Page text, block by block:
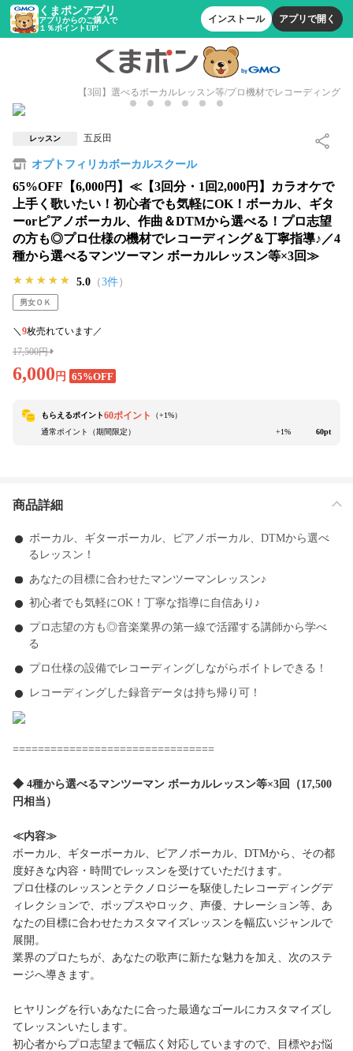
くまポンアプリ
アプリからのご購入で
１％ポイントUP!
インストール アプリで開く
【3回】選べるボーカルレッスン等/プロ機材でレコーディング
レッスン 五反田
オプトフィリカボーカルスクール
65%OFF【6,000円】≪【3回分・1回2,000円】カラオケで
上手く歌いたい！初心者でも気軽にOK！ボーカル、ギタ
ーorピアノボーカル、作曲＆DTMから選べる！プロ志望
の方も◎プロ仕様の機材でレコーディング＆丁寧指導♪／4
種から選べるマンツーマン ボーカルレッスン等×3回≫
★★★★★
★★★★★
★★★★★ 5.0 （3件）
男女ＯＫ
＼ 9枚売れています／
17,500円
6,000 円 65%OFF
もらえるポイント60ポイント （+1%）
通常ポイント（期間限定）
+1% 60pt
商品詳細
ボーカル、ギターボーカル、ピアノボーカル、DTMから選べ
るレッスン！
あなたの目標に合わせたマンツーマンレッスン♪
初心者でも気軽にOK！丁寧な指導に自信あり♪
プロ志望の方も◎音楽業界の第一線で活躍する講師から学べ
る
プロ仕様の設備でレコーディングしながらボイトレできる！
レコーディングした録音データは持ち帰り可！
================================
◆ 4種から選べるマンツーマン ボーカルレッスン等×3回（17,500
円相当）
≪内容≫
ボーカル、ギターボーカル、ピアノボーカル、DTMから、その都
度好きな内容・時間でレッスンを受けていただけます。
プロ仕様のレッスンとテクノロジーを駆使したレコーディングデ
ィレクションで、ポップスやロック、声優、ナレーション等、あ
なたの目標に合わせたカスタマイズレッスンを幅広いジャンルで
展開。
業界のプロたちが、あなたの歌声に新たな魅力を加え、次のステ
ージへ導きます。
ヒヤリングを行いあなたに合った最適なゴールにカスタマイズし
てレッスンいたします。
初心者からプロ志望まで幅広く対応していますので、目標やお悩